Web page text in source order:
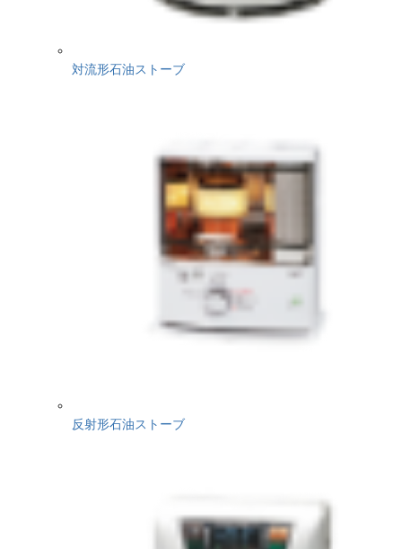
対流形石油ストーブ
反射形石油ストーブ